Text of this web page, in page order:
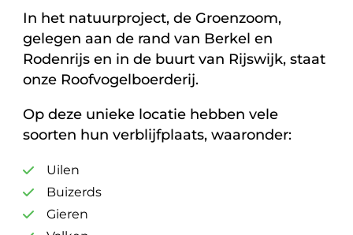
In het natuurproject, de Groenzoom,
gelegen aan de rand van Berkel en
Rodenrijs en in de buurt van Rijswijk, staat
onze Roofvogelboerderij.
Op deze unieke locatie hebben vele
soorten hun verblijfplaats, waaronder:
Uilen
Buizerds
Gieren